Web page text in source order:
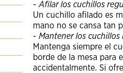
-Afilar los cuchillos
Un cuchillo afilado es
mano no se cansa tan
- Mantener los cuchillos
Mantenga siempre el
borde de la mesa para
accidentalmente. Si